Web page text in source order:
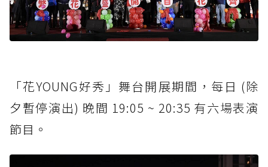
「花YOUNG好秀」舞台開展期間，每日 (除
夕暫停演出) 晚間 19:05 ~ 20:35 有六場表演
節目。